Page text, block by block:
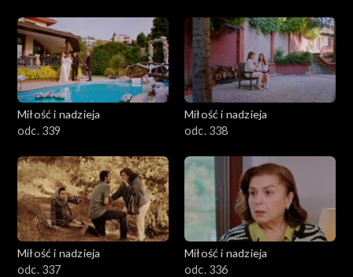
Miłość i nadzieja
odc. 339
Miłość i nadzieja
odc. 338
Miłość i nadzieja
odc. 337
Miłość i nadzieja
odc. 336